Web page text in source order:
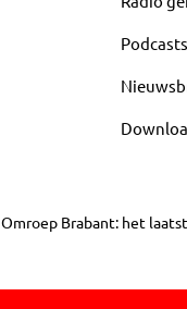
Podcasts
Omroep Brabant: het